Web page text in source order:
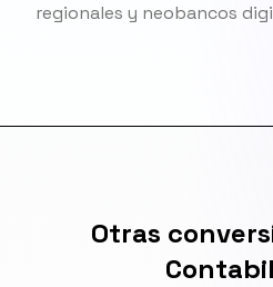
regionales y neobancos
Otras